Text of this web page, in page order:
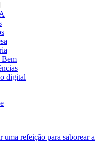
Bem
digital
uma refeição para saborear